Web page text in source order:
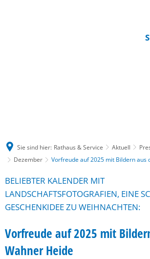
Sie sind hier: Rathaus & Service Aktuell
Dezember
Vorfreude auf 2025 mit Bildern aus
BELIEBTER KALENDER MIT
LANDSCHAFTSFOTOGRAFIEN, EINE
GESCHENKIDEE ZU WEIHNACHTEN:
Vorfreude auf 2025 mit
Wahner Heide